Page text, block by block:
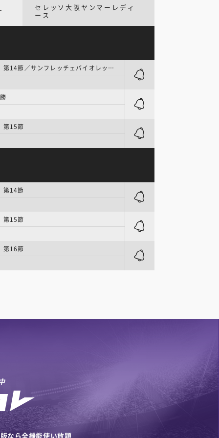
セレッソ大阪ヤンマーレディ
ース
WEリーグ | 第14節／サンフレッチェバイオレットクリスマス
15節
14節
15節
16節
なら全機能使い放題